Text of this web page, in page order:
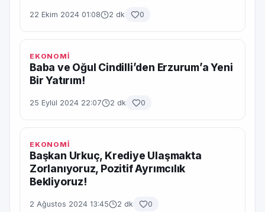
22 Ekim 2024 01:08 2 dk 0
EKONOMİ
Baba ve Oğul Cindilli’den Erzurum’a Yeni
Bir Yatırım!
25 Eylül 2024 22:07 2 dk 0
EKONOMİ
Başkan Urkuç, Krediye Ulaşmakta
Zorlanıyoruz, Pozitif Ayrımcılık
Bekliyoruz!
2 Ağustos 2024 13:45 2 dk 0